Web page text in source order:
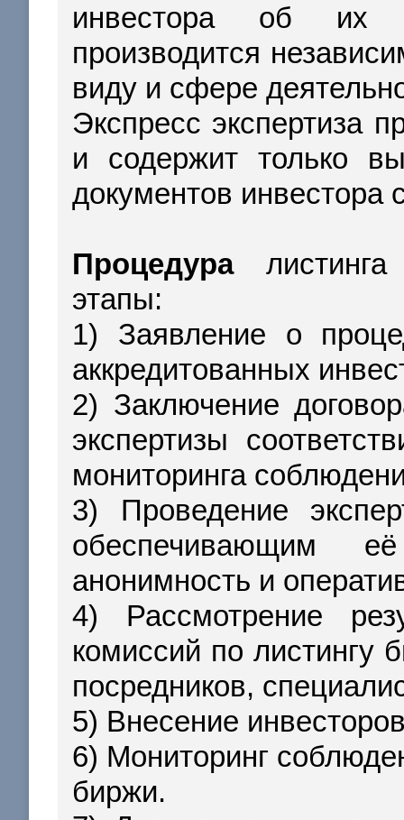
инвестора об их
производится
виду и сфере
Экспресс экспертиза
и содержит только
документов инвестора
Процедуралистинга
этапы:
1) Заявление о
аккредитованных
2) Заключение
экспертизы
мониторинга
3) Проведение
обеспечивающим её
анонимность и
4) Рассмотрение
комиссий по листингу
посредников,
5) Внесение
6) Мониторинг
биржи.